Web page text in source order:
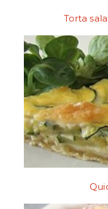
Torta